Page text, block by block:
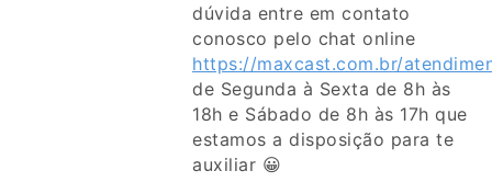
dúvida entre em contato
conosco pelo chat online
https://maxcast.com.br/
de Segunda à Sexta de 8h às
18h e Sábado de 8h às 17h que
estamos a disposição para te
auxiliar 😀